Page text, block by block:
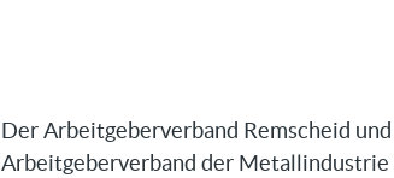
Der Arbeitgeberverband Remscheid
Arbeitgeberverband der Metallindustrie